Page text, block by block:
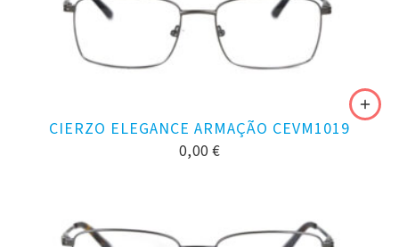
CIERZO ELEGANCE ARMAÇÃO CEVM1019
0,00 €